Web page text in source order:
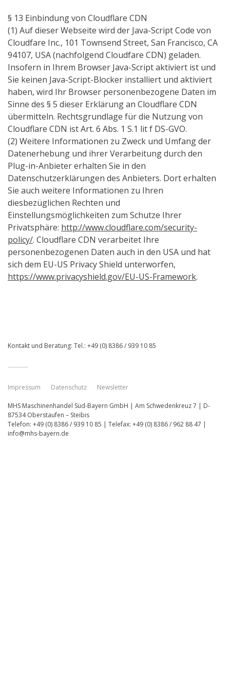
§ 13 Einbindung von Cloudflare CDN
(1) Auf dieser Webseite wird der Java-Script Code von
Cloudfare Inc., 101 Townsend Street, San Francisco, CA
94107, USA (nachfolgend Cloudfare CDN) geladen.
Insofern in Ihrem Browser Java-Script aktiviert ist und
Sie keinen Java-Script-Blocker installiert und aktiviert
haben, wird Ihr Browser personenbezogene Daten im
Sinne des § 5 dieser Erklärung an Cloudflare CDN
übermitteln. Rechtsgrundlage für die Nutzung von
Cloudflare CDN ist Art. 6 Abs. 1 S.1 lit f DS-GVO.
(2) Weitere Informationen zu Zweck und Umfang der
Datenerhebung und ihrer Verarbeitung durch den
Plug-in-Anbieter erhalten Sie in den
Datenschutzerklärungen des Anbieters. Dort erhalten
Sie auch weitere Informationen zu Ihren
diesbezüglichen Rechten und
Einstellungsmöglichkeiten zum Schutze Ihrer
Privatsphäre: http://www.cloudflare.com/security-
policy/. Cloudflare CDN verarbeitet Ihre
personenbezogenen Daten auch in den USA und hat
sich dem EU-US Privacy Shield unterworfen,
https://www.privacyshield.gov/EU-US-Framework.
Kontakt und Beratung: Tel.: +49 (0) 8386 / 939 10 85
Impressum Datenschutz Newsletter
MHS Maschinenhandel Süd-Bayern GmbH | Am Schwedenkreuz 7 | D-
87534 Oberstaufen – Steibis
Telefon: +49 (0) 8386 / 939 10 85 | Telefax: +49 (0) 8386 / 962 88 47 |
info@mhs-bayern.de